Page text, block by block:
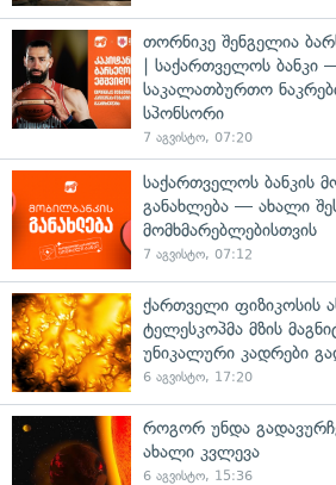
თორნიკე შენგელია
| საქართველოს ბანკი
საკალათბურთო
სპონსორი
7 აგვისტო, 07:20
საქართველოს ბანკის
განახლება — ახალი
მომხმარებლებისთვის
7 აგვისტო, 07:12
ქართველი ფიზიკოსის
ტელესკოპმა მზის
უნიკალური კადრები
6 აგვისტო, 17:20
როგორ უნდა
ახალი კვლევა
6 აგვისტო, 15:36